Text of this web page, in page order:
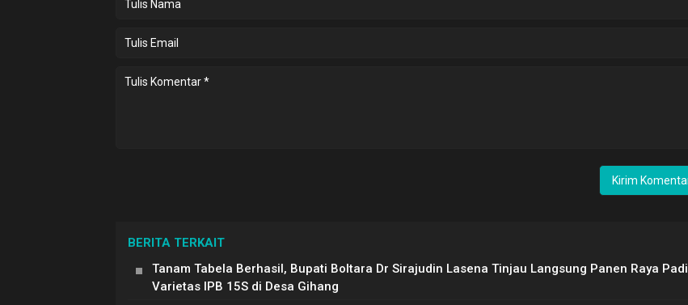
BERITA TERKAIT
Tanam Tabela Berhasil, Bupati Boltara Dr Sirajudin Lasena Tinjau Langsung Panen Raya Padi
Varietas IPB 15S di Desa Gihang